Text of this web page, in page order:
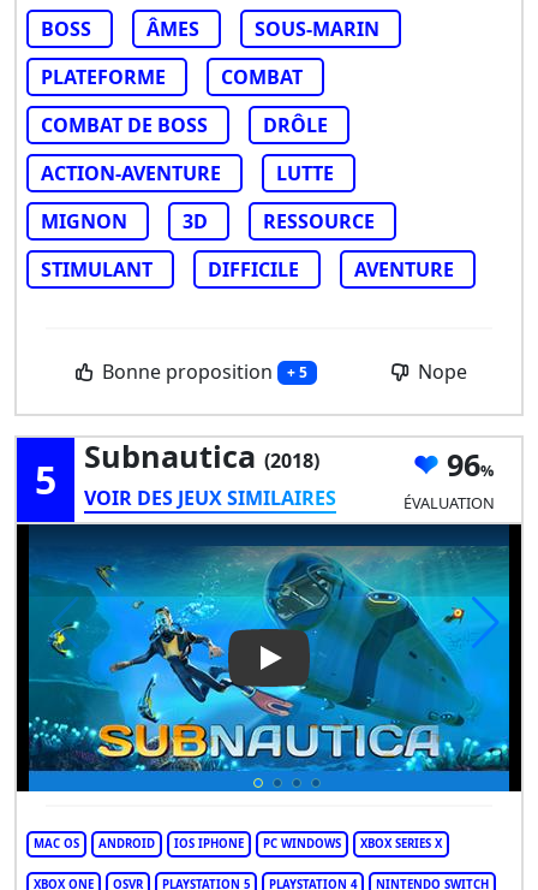
BOSS ÂMES
SOUS-MARIN
PLATEFORME
COMBAT
COMBAT DE BOSS
DRÔLE
ACTION-AVENTURE
LUTTE
MIGNON
3D
RESSOURCE
STIMULANT
DIFFICILE AVENTURE
Bonne proposition + 5 Nope
5 Subnautica (2018)
VOIR DES JEUX SIMILAIRES
96
ÉVALUATION
Play Video: Subnautica
MAC OS ANDROID IOS IPHONE PC WINDOWS XBOX SERIES X
XBOX ONE OSVR PLAYSTATION 5 PLAYSTATION 4 NINTENDO SWITCH